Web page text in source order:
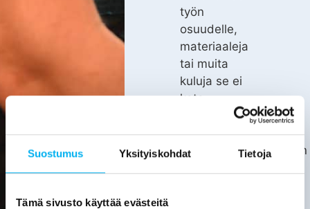
Suostumus Yksityiskohdat Tietoja
Tämä sivusto käyttää evästeitä
työn
osuudelle,
materiaaleja
tai muita
kuluja se ei
kata.
huolehtii
kotitalousvähennyksen